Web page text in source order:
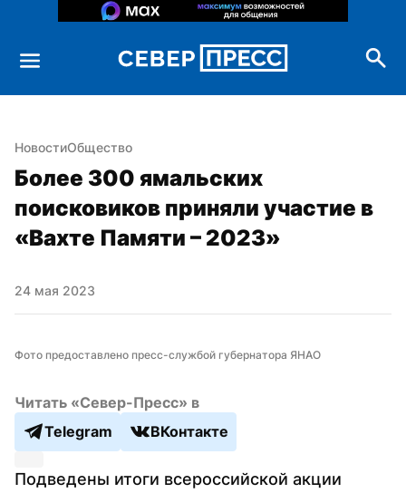
НовостиОбщество
Более 300 ямальских
поисковиков приняли участие в
«Вахте Памяти – 2023»
24 мая 2023
Фото предоставлено пресс-службой губернатора ЯНАО
Читать «Север-Пресс» в
Telegram
ВКонтакте
Подведены итоги всероссийской акции